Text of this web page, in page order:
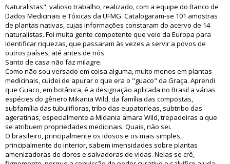
Naturalistas", valioso trabalho, realizado, com a equipe do Banco de
Dados Medicinais e Tóxicas da UFMG. Catalogaram-se 101 amostras
de plantas nativas, cujas informações constaram do acervo de 14
naturalistas. Foi muita gente competente que veio da Europa para
identificar riquezas, que passaram às vezes a servir a povos de
outros países, até antes de nós.
Santo de casa não faz milagre.
Como não sou versado em coisa alguma, muito menos em plantas
medicinais, cuidei de apurar o que era o "guaco" da Graça. Aprendi
que Guaco, em botânica, é a designação aplicada no Brasil a várias
espécies do gênero Mikania Wild, da família das compostas,
subfamília das tubulifloras, tribo das eupatoríeas, subtribo das
ageratinas, especialmente a Midania amara Wild, trepadeiras a que
se atribuem propriedades medicinais. Quais, não sei.
O brasileiro, principalmente os idosos e os mais simples,
principalmente do interior, sabem imensidades sobre plantas
amenizadoras de dores e salvadoras de vidas. Nelas se crê,